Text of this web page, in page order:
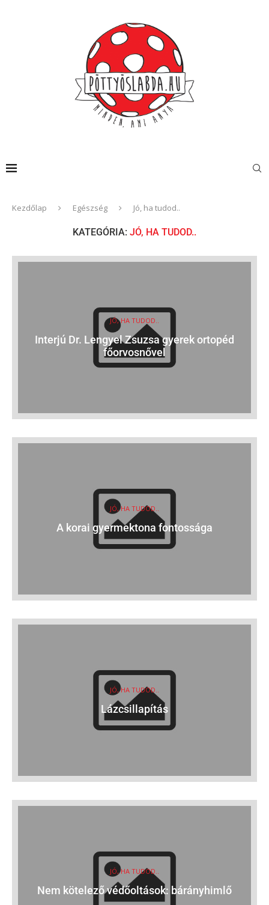
Kezdőlap Egészség Jó, ha tudod..
KATEGÓRIA: JÓ, HA TUDOD..
JÓ, HA TUDOD..
Interjú Dr. Lengyel Zsuzsa gyerek ortopéd
főorvosnővel
JÓ, HA TUDOD..
A korai gyermektona fontossága
JÓ, HA TUDOD..
Lázcsillapítás
JÓ, HA TUDOD..
Nem kötelező védőoltások: bárányhimlő